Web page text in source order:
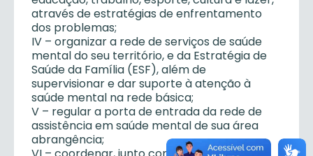
através de estratégias de enfrentamento
dos problemas;
IV – organizar a rede de serviços de saúde
mental do seu território, e da Estratégia de
Saúde da Família (ESF), além de
supervisionar e dar suporte à atenção à
saúde mental na rede básica;
V – regular a porta de entrada da rede de
assistência em saúde mental de sua área
abrangência;